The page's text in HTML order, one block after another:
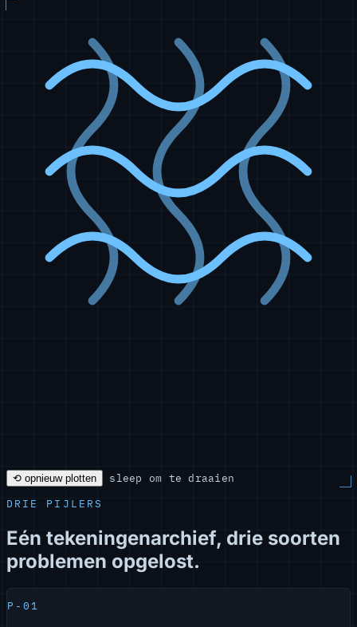
⟲ opnieuw plotten
sleep om te draaien
DRIE PIJLERS
Eén tekeningenarchief, drie soorten
problemen opgelost.
P-01